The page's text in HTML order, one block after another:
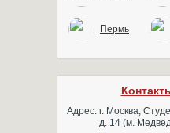
Пермь
Адрес: г. Москва,
д. 14 (м.